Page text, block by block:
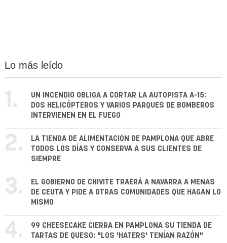
Lo más leído
1.
UN INCENDIO OBLIGA A CORTAR LA AUTOPISTA A-15:
DOS HELICÓPTEROS Y VARIOS PARQUES DE BOMBEROS
INTERVIENEN EN EL FUEGO
2.
LA TIENDA DE ALIMENTACIÓN DE PAMPLONA QUE ABRE
TODOS LOS DÍAS Y CONSERVA A SUS CLIENTES DE
SIEMPRE
3.
EL GOBIERNO DE CHIVITE TRAERÁ A NAVARRA A MENAS
DE CEUTA Y PIDE A OTRAS COMUNIDADES QUE HAGAN LO
MISMO
4.
99 CHEESECAKE CIERRA EN PAMPLONA SU TIENDA DE
TARTAS DE QUESO: "LOS 'HATERS' TENÍAN RAZÓN"